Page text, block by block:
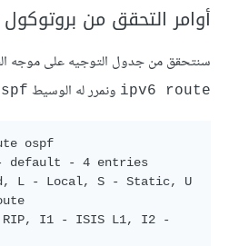
أوامر التحقق من بروتوكول OSPFv3
سنتحقق من جدول التوجيه على موجه
ipv6 route ونمرر له الوسيط
ospf
- default - 4 entries
L - Local, S - Static, U